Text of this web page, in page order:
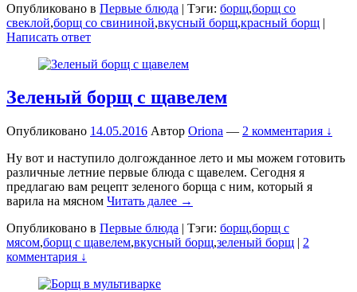
Опубликовано в Первые блюда | Тэги: борщ,борщ со
свеклой,борщ со свининой,вкусный борщ,красный борщ |
Написать ответ
Зеленый борщ с щавелем
Опубликовано 14.05.2016 Автор Oriona — 2 комментария ↓
Ну вот и наступило долгожданное лето и мы можем готовить
различные летние первые блюда с щавелем. Сегодня я
предлагаю вам рецепт зеленого борща с ним, который я
варила на мясном Читать далее →
Опубликовано в Первые блюда | Тэги: борщ,борщ с
мясом,борщ с щавелем,вкусный борщ,зеленый борщ | 2
комментария ↓